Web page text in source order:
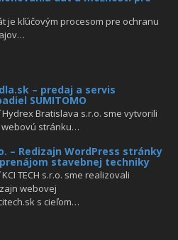
je kľúčovým procesom pre ochranu
– predaj a servis
SUMITOMO
Bratislava s.r.o. sme vytvorili
stránku…
– Redizajn WordPress stránky
stavebnej techniky
TECH s.r.o. sme realizovali
webovej
s cieľom…